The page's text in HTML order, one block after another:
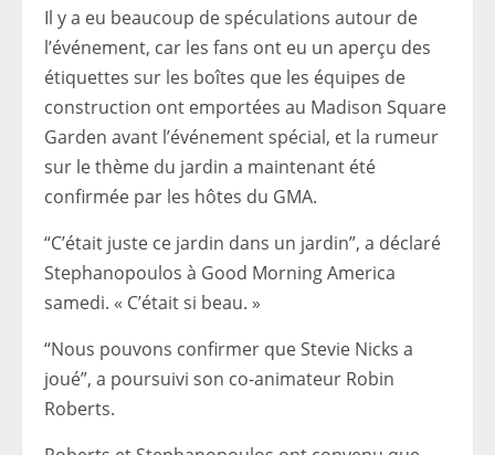
Il y a eu beaucoup de spéculations autour de
l’événement, car les fans ont eu un aperçu des
étiquettes sur les boîtes que les équipes de
construction ont emportées au Madison Square
Garden avant l’événement spécial, et la rumeur
sur le thème du jardin a maintenant été
confirmée par les hôtes du GMA.
“C’était juste ce jardin dans un jardin”, a déclaré
Stephanopoulos à Good Morning America
samedi. « C’était si beau. »
“Nous pouvons confirmer que Stevie Nicks a
joué”, a poursuivi son co-animateur Robin
Roberts.